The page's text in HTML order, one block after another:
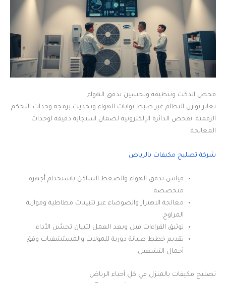
فحص الدكت وتنظيفه وتحسين تدفق الهواء
نعاير توازن النظام عبر ضبط بوابات الهواء وتحديث برمجة وحدات التحكم
الرقمية. نفحص الدائرة الإلكترونية لضمان استجابة دقيقة لوحدات
المعالجة.
شركة تصليح مكيفات بالرياض
قياس تدفق الهواء والضغط الساكن باستخدام أجهزة
متخصصة.
معالجة الاهتزاز والضوضاء عبر تثبيتات مطاطية وموازنة
المراوح.
توثيق القراءات قبل وبعد العمل لتبيان تحسّن الأداء.
تقديم خطط صيانة دورية للمولات والمستشفيات وفق
أحمال التشغيل.
تصليح مكيفات بالمنزل في كل أحياء الرياض